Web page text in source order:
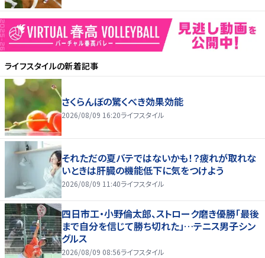
ライフスタイルの新着記事
さくらんぼの驚くべき効果効能
2026/08/09 16:20ライフスタイル
それただの夏バテではないかも！？疲れが取れな
いときは肝臓の機能低下に気をつけよう
2026/08/09 11:40ライフスタイル
四日市工・小野倫太郎、ストローク磨き優勝「最後
まで自分を信じて勝ち切れた」…テニス男子シン
グルス
2026/08/09 08:56ライフスタイル